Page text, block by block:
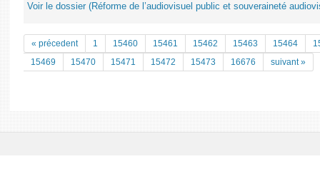
Voir le dossier (Réforme de l’audiovisuel public et souveraineté
« précedent 1 15460 15461 15462 15463 15464
15469
15470 15471 15472 15473 16676 suivant »